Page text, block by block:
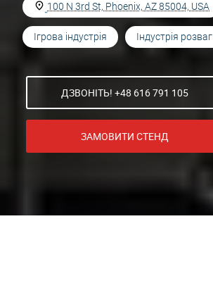
100 N 3rd St, Phoenix, AZ 85004, USA
Ігрова індустрія Індустрія розваг
ДЗВОНІТЬ! +48 616 791 105
ЗАМОВИТИ СТЕНД